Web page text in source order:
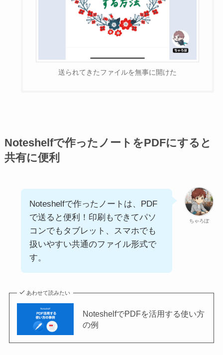
送られてきたファイルを無事に開けた
Noteshelfで作ったノートをPDFにすると
共有に便利
ちゃろぼ
Noteshelfで作ったノートは、PDF
で送ると便利！印刷もできてパソ
コンでもタブレット、スマホでも
扱いやすい共通のファイル形式で
す。
あわせて読みたい
NoteshelfでPDFを活用する使い方
の例